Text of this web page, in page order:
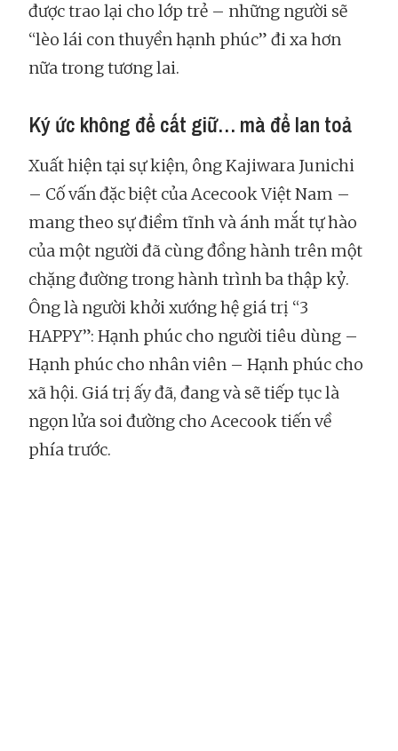
được trao lại cho lớp trẻ – những người sẽ
“lèo lái con thuyền hạnh phúc” đi xa hơn
nữa trong tương lai.
Ký ức không để cất giữ… mà để lan toả
Xuất hiện tại sự kiện, ông Kajiwara Junichi
– Cố vấn đặc biệt của Acecook Việt Nam –
mang theo sự điềm tĩnh và ánh mắt tự hào
của một người đã cùng đồng hành trên một
chặng đường trong hành trình ba thập kỷ.
Ông là người khởi xướng hệ giá trị “3
HAPPY”: Hạnh phúc cho người tiêu dùng –
Hạnh phúc cho nhân viên – Hạnh phúc cho
xã hội. Giá trị ấy đã, đang và sẽ tiếp tục là
ngọn lửa soi đường cho Acecook tiến về
phía trước.